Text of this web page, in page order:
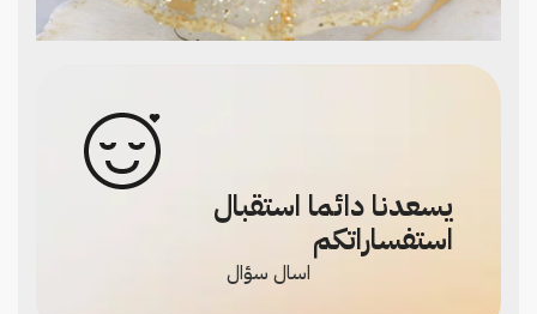
يسعدنا دائما استقبال
استفساراتكم
اسال سؤال